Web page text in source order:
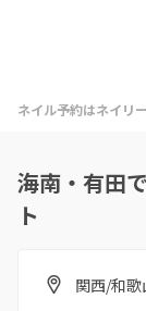
ネイル予約はネイリ
海南・有田
ト
関西/和